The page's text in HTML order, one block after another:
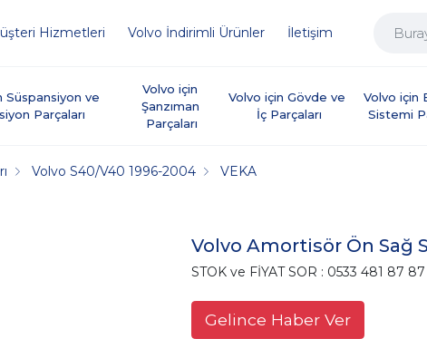
Hizmetleri Volvo İndirimli Ürünler İletişim
Süspansiyon ve
Parçaları
Volvo için
Şanzıman
Parçaları
Volvo için Gövde ve
İç Parçaları
Volvo için
Sistemi
Volvo S40/V40 1996-2004 VEKA
Volvo Amortisör Ön Sağ
STOK ve FİYAT SOR : 0533 481 87
Gelince Haber Ver